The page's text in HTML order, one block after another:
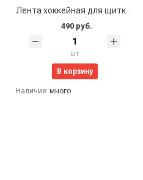
Лента хоккейная для щитков 24мм*25м (золотая)
490 руб.
шт
В корзину
Наличие: много